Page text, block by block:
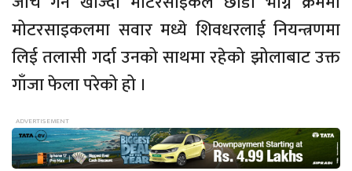
मोटरसाइकलमा सवार मध्ये शिवधरलाई नियन्त्रणमा
लिई तलासी गर्दा उनको साथमा रहेको झोलाबाट उक्त
गाँजा फेला परेको हो ।